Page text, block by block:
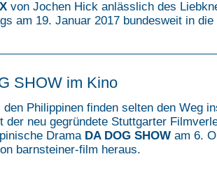
von Jochen Hick anlässlich des
am 19. Januar 2017 bundesweit in
SHOW im Kino
den Philippinen finden selten den Weg
der neu gegründete Stuttgarter
Drama DA DOG SHOW am 6.
barnsteiner-film heraus.